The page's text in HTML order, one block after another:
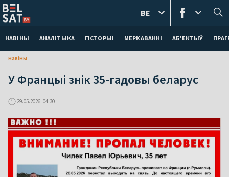
НАВІНЫ АНАЛІТЫКА ГІСТОРЫІ МЕРКАВАННI АБ'ЕКТЫЎ
BE
навіны
У Францыі знік 35-гадовы беларус
29.05.2026, 04:30